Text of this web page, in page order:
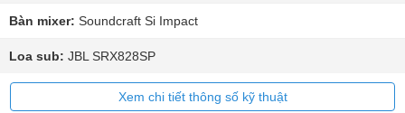
Bàn mixer: Soundcraft Si Impact
Loa sub: JBL SRX828SP
Xem chi tiết thông số kỹ thuật